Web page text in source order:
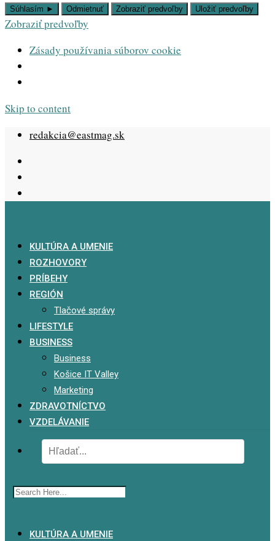
Súhlasím ► Odmietnuť Zobraziť predvoľby Uložiť predvoľby
Zobraziť predvoľby
Zásady používania súborov cookie
Skip to content
redakcia@eastmag.sk
KULTÚRA A UMENIE
ROZHOVORY
PRÍBEHY
REGIÓN
Tlačové správy
LIFESTYLE
BUSINESS
Business
Košice IT Valley
Marketing
ZDRAVOTNÍCTVO
VZDELÁVANIE
KULTÚRA A UMENIE